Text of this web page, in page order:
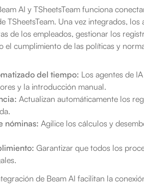
AI y TSheetsTeam funciona
TSheetsTeam. Una vez integrados,
de los empleados, gestionar los
el cumplimiento de las políticas y
del tiempo: Los agentes de
y la introducción manual.
Actualizan automáticamente los
nóminas: Agilice los cálculos y
Garantizar que todos los
de Beam AI facilitan la